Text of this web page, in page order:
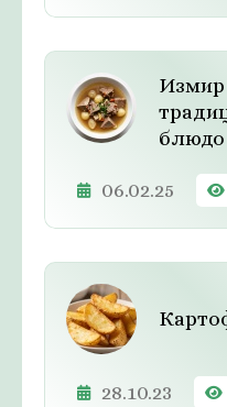
блюдо
06.02.25
28.10.23